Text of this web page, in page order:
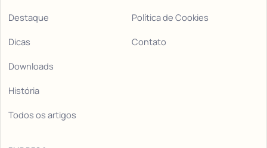
Destaque
Dicas
Downloads
História
Todos os artigos
Política de Cookies
Contato